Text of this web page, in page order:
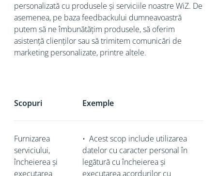
personalizată cu produsele și serviciile noastre WiZ. De
asemenea, pe baza feedbackului dumneavoastră
putem să ne îmbunătățim produsele, să oferim
asistență clienților sau să trimitem comunicări de
marketing personalizate, printre altele.
Scopuri Exemple
Furnizarea
serviciului,
încheierea și
executarea
• Acest scop include utilizarea
datelor cu caracter personal în
legătură cu încheierea și
executarea acordurilor cu